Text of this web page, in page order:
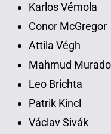
Karlos Vémola
Conor McGregor
Attila Végh
Mahmud
Leo Brichta
Patrik Kincl
Václav Sivák